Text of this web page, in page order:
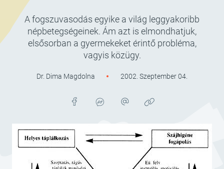
A fogszuvasodás egyike a világ leggyakoribb
népbetegségeinek. Ám azt is elmondhatjuk,
elsősorban a gyermekeket érintő probléma,
vagyis közügy.
Dr. Dima Magdolna 2002. Szeptember 04.